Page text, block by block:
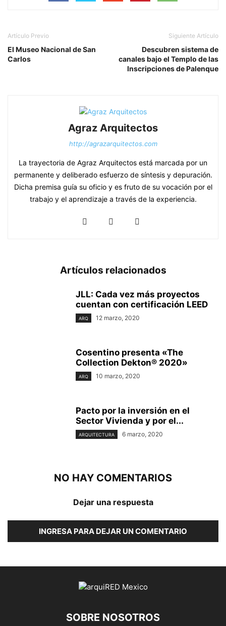
Artículo Previo
El Museo Nacional de San
Carlos
Siguiente Artículo
Descubren sistema de
canales bajo el Templo de las
Inscripciones de Palenque
Agraz Arquitectos
http://agrazarquitectos.com
La trayectoria de Agraz Arquitectos está marcada por un
permanente y deliberado esfuerzo de síntesis y depuración.
Dicha premisa guía su oficio y es fruto de su vocación por el
trabajo y el aprendizaje a través de la experiencia.
Artículos relacionados
JLL: Cada vez más proyectos
cuentan con certificación LEED
ARQ 12 marzo, 2020
Cosentino presenta «The
Collection Dekton® 2020»
ARQ 10 marzo, 2020
Pacto por la inversión en el
Sector Vivienda y por el...
ARQUITECTURA 6 marzo, 2020
NO HAY COMENTARIOS
Dejar una respuesta
INGRESA PARA DEJAR UN COMENTARIO
SOBRE NOSOTROS